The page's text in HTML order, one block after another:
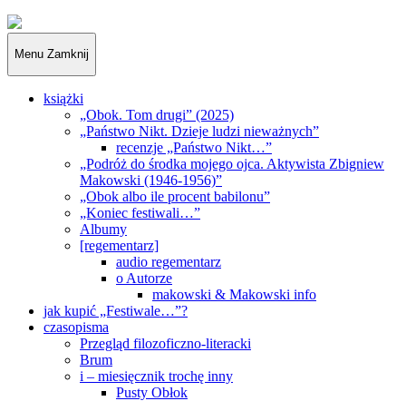
„Obywatele…”
Menu Zamknij
książki
„Obok. Tom drugi” (2025)
„Państwo Nikt. Dzieje ludzi nieważnych”
recenzje „Państwo Nikt…”
„Podróż do środka mojego ojca. Aktywista Zbigniew
Makowski (1946-1956)”
„Obok albo ile procent babilonu”
„Koniec festiwali…”
Albumy
[regementarz]
audio regementarz
o Autorze
makowski & Makowski info
jak kupić „Festiwale…”?
czasopisma
Przegląd filozoficzno-literacki
Brum
i – miesięcznik trochę inny
Pusty Obłok